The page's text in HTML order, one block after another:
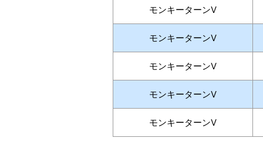
モンキーターンV
モンキーターンV
モンキーターンV
モンキーターンV
モンキーターンV